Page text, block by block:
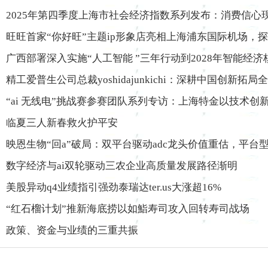
2025年第四季度上海市社会经济指数系列发布：消费信心
旺旺首家“你好旺”主题ip形象店亮相上海浦东国际机场，
广西部署深入实施“人工智能 ”三年行动到2028年智能经济
精工爱普生公司总裁yoshidajunkichi：深耕中国创新拓局
“ai 无线电”挑战赛参赛团队系列专访：上海特金以技术创
临夏三人新春救火护平安
映恩生物“回a”破局：双平台驱动adc龙头价值重估，平台
数字经济与ai双轮驱动三农企业高质量发展路径渐明
美股异动q4业绩指引强劲泰瑞达ter.us大涨超16%
“红石榴计划”推新海底捞以如鮨寿司攻入回转寿司战场
政策、资金与业绩的三重共振